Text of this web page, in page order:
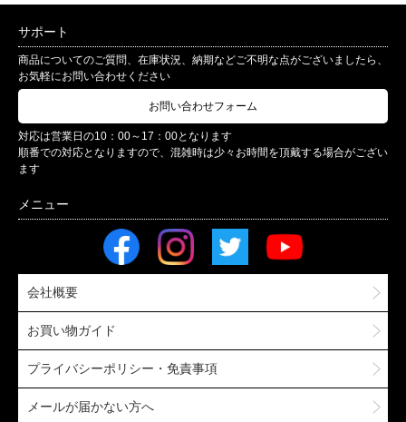
サポート
商品についてのご質問、在庫状況、納期などご不明な点がございましたら、
お気軽にお問い合わせください
お問い合わせフォーム
対応は営業日の10：00～17：00となります
順番での対応となりますので、混雑時は少々お時間を頂戴する場合がござい
ます
会社概要
お買い物ガイド
プライバシーポリシー・免責事項
メールが届かない方へ